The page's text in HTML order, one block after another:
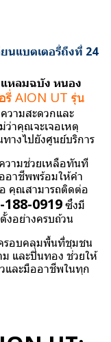
นแบตเตอรี่ถึงที่ 24
หลมฉบัง หนอง
รี่ AION UT รุ่น
วามสะดวกและ
ว่าคุณจะเจอเหตุ
างไปยังศูนย์บริการ
วามช่วยเหลือทันที
อาชีพพร้อมให้คำ
อ คุณสามารถติดต่อ
188-0919ซึ่งมี
งอย่างครบถ้วน
รอบคลุมพื้นที่ชุมชน
และปิ่นทอง ช่วยให้
และมืออาชีพในทุก